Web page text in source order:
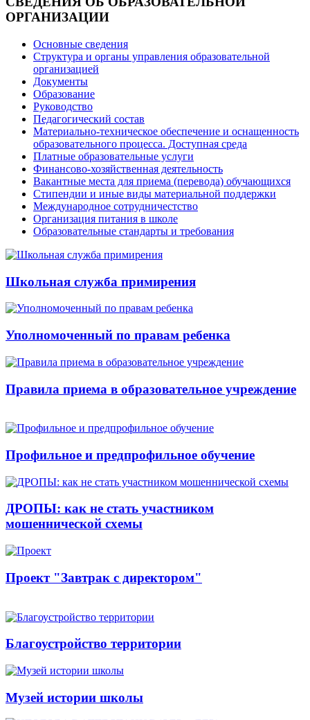
ОРГАНИЗАЦИИ
Основные сведения
Структура и органы управления образовательной
организацией
Документы
Образование
Руководство
Педагогический состав
Материально-техническое обеспечение и оснащенность
образовательного процесса. Доступная среда
Платные образовательные услуги
Финансово-хозяйственная деятельность
Вакантные места для приема (перевода) обучающихся
Стипендии и иные виды материальной поддержки
Международное сотрудничестство
Организация питания в школе
Образовательные стандарты и требования
Школьная служба примирения
Уполномоченный по правам ребенка
Правила приема в образовательное учреждение
Профильное и предпрофильное обучение
ДРОПЫ: как не стать участником
мошеннической схемы
Проект "Завтрак с директором"
Благоустройство территории
Музей истории школы